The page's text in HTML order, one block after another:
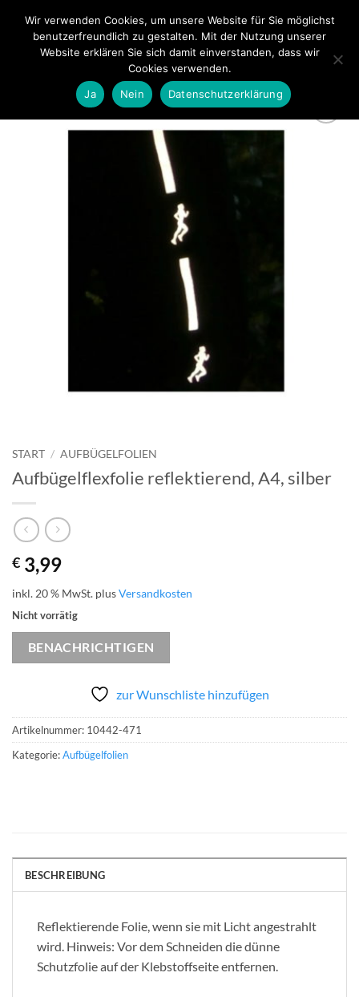
Inhalt
springen
0
START / AUFBÜGELFOLIEN
Aufbügelflexfolie reflektierend, A4, silber
€ 3,99
inkl. 20 % MwSt. plusVersandkosten
Nicht vorrätig
BENACHRICHTIGEN
zur Wunschliste hinzufügen
Artikelnummer: 10442-471
Kategorie:Aufbügelfolien
BESCHREIBUNG
Reflektierende Folie, wenn sie mit Licht angestrahlt
wird. Hinweis: Vor dem Schneiden die dünne
Schutzfolie auf der Klebstoffseite entfernen.
Wir verwenden Cookies, um unsere Website für Sie möglichst
benutzerfreundlich zu gestalten. Mit der Nutzung unserer
Website erklären Sie sich damit einverstanden, dass wir
Cookies verwenden.
Ja
Nein Datenschutzerklärung